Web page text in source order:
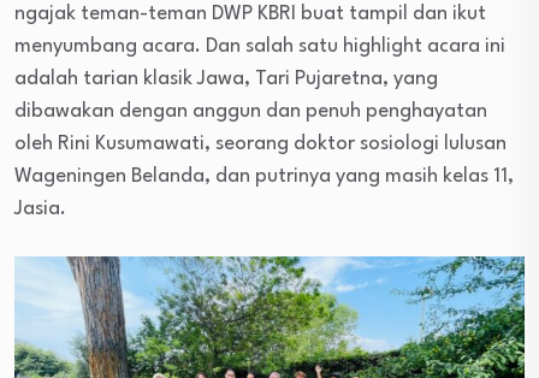
ngajak teman-teman DWP KBRI buat tampil dan ikut
menyumbang acara. Dan salah satu highlight acara ini
adalah tarian klasik Jawa, Tari Pujaretna, yang
dibawakan dengan anggun dan penuh penghayatan
oleh Rini Kusumawati, seorang doktor sosiologi lulusan
Wageningen Belanda, dan putrinya yang masih kelas 11,
Jasia.